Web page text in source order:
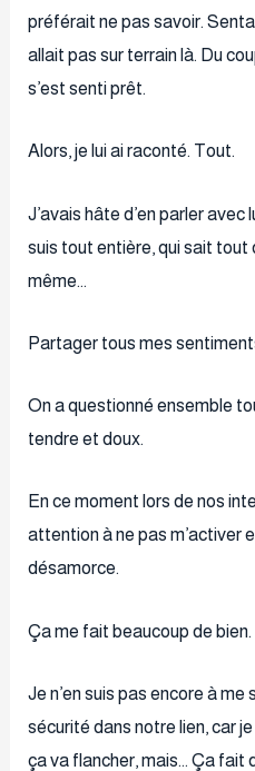
préférait ne pas savoir.
allait pas sur terrain là. Du
s’est senti prêt.
Alors, je lui ai raconté. Tout.
J’avais hâte d’en parler avec
suis tout entière, qui sait tout
même…
Partager tous mes
On a questionné ensemble
tendre et doux.
En ce moment lors de nos
attention à ne pas m’activer
désamorce.
Ça me fait beaucoup de bien.
Je n’en suis pas encore à me
sécurité dans notre lien, car
ça va flancher, mais… Ça fait